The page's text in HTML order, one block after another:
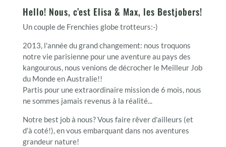
Hello! Nous, c’est Elisa & Max, les Bestjobers!
Un couple de Frenchies globe trotteurs:-)
2013, l'année du grand changement: nous troquons
notre vie parisienne pour une aventure au pays des
kangourous, nous venions de décrocher le Meilleur Job
du Monde en Australie!!
Partis pour une extraordinaire mission de 6 mois, nous
ne sommes jamais revenus à la réalité...
Notre best job à nous? Vous faire rêver d'ailleurs (et
d'à coté!), en vous embarquant dans nos aventures
grandeur nature!